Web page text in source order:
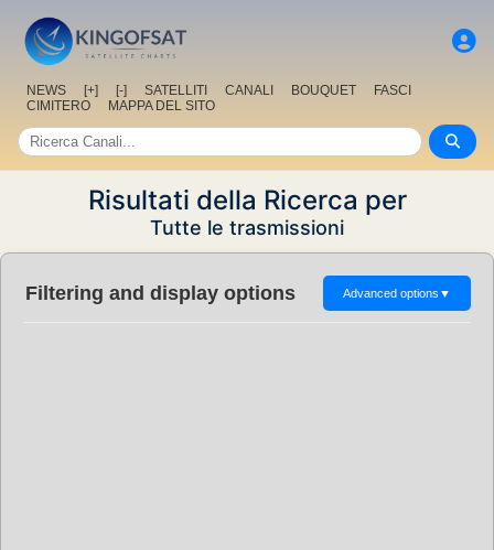
NEWS [+] [-] SATELLITI CANALI BOUQUET
FASCI
CIMITERO
MAPPA DEL SITO
Risultati della Ricerca per
Tutte le trasmissioni
Filtering and display options Advanced options ▼